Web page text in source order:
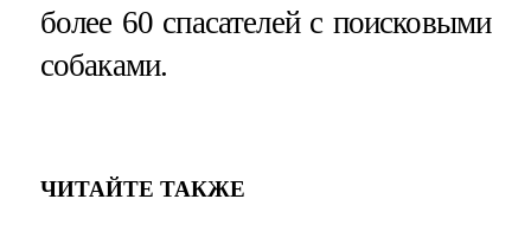
более 60 спасателей с поисковыми
собаками.
ЧИТАЙТЕ ТАКЖЕ